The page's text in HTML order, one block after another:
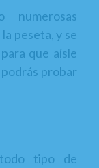
numerosas
peseta, y se
que aísle
probar
tipo de